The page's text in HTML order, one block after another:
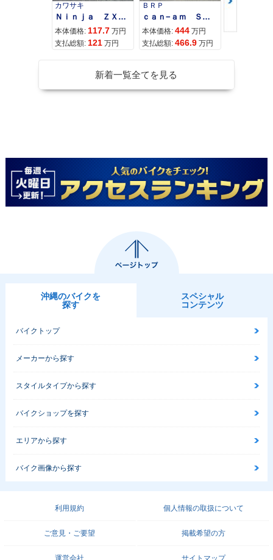
カワサキ
Ｎｉｎｊａ ＺＸ−４Ｒ ＳＥ
本体価格: 117.7 万円
支払総額: 121 万円
ＢＲＰ
ｃａｎ−ａｍ ＳＰＹＤＥＲ ＲＴ ＬＩＭＩＴＥＤ
本体価格: 444 万円
支払総額: 466.9 万円
スズキ
本体価格:
新着一覧全てを見る
沖縄のバイクを
探す
スペシャル
コンテンツ
バイクトップ
メーカーから探す
スタイルタイプから探す
バイクショップを探す
エリアから探す
バイク画像から探す
利用規約 個人情報の取扱について
ご意見・ご要望 掲載希望の方